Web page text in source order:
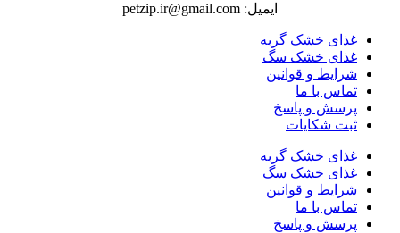
ایمیل: petzip.ir@gmail.com
غذای خشک گربه
غذای خشک سگ
شرایط و قوانین
تماس با ما
پرسش و پاسخ
ثبت شکایات
غذای خشک گربه
غذای خشک سگ
شرایط و قوانین
تماس با ما
پرسش و پاسخ